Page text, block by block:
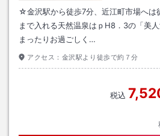
☆金沢駅から徒歩7分、近江町市場へ
まで入れる天然温泉はｐH8．3の「美
まったりお過ごしく…
アクセス： 金沢駅より徒歩で約７分
税込